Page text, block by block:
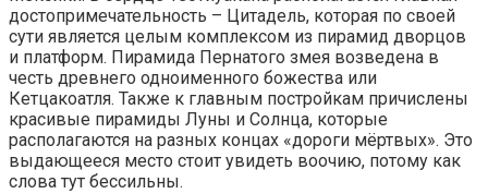
достопримечательность – Цитадель, которая по своей
сути является целым комплексом из пирамид дворцов
и платформ. Пирамида Пернатого змея возведена в
честь древнего одноименного божества или
Кетцакоатля. Также к главным постройкам причислены
красивые пирамиды Луны и Солнца, которые
располагаются на разных концах «дороги мёртвых». Это
выдающееся место стоит увидеть воочию, потому как
слова тут бессильны.